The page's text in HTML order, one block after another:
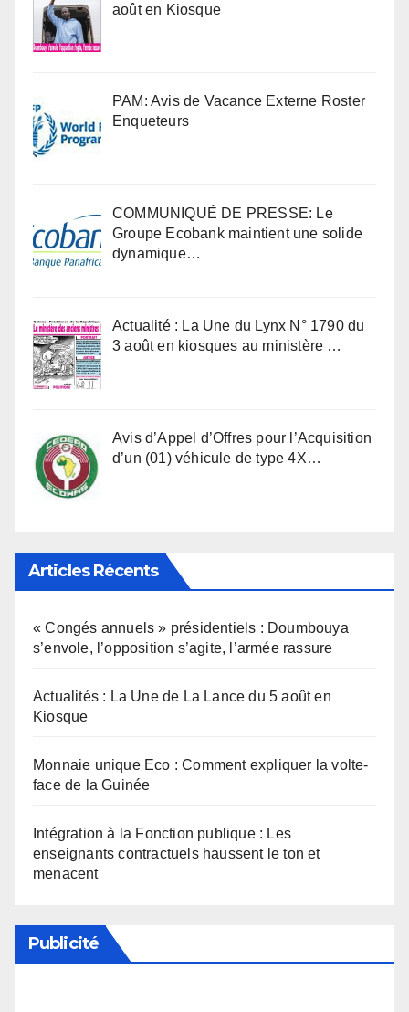
août en Kiosque
PAM: Avis de Vacance Externe Roster
Enqueteurs
COMMUNIQUÉ DE PRESSE: Le
Groupe Ecobank maintient une solide
dynamique…
Actualité : La Une du Lynx N° 1790 du
3 août en kiosques au ministère …
Avis d’Appel d’Offres pour l’Acquisition
d’un (01) véhicule de type 4X…
Articles Récents
« Congés annuels » présidentiels : Doumbouya
s’envole, l’opposition s’agite, l’armée rassure
Actualités : La Une de La Lance du 5 août en
Kiosque
Monnaie unique Eco : Comment expliquer la volte-
face de la Guinée
Intégration à la Fonction publique : Les
enseignants contractuels haussent le ton et
menacent
Publicité